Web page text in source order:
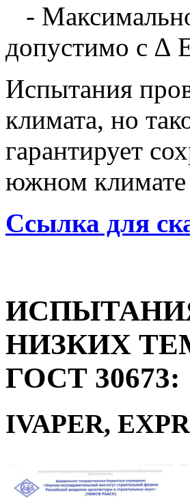
-
допустимо с ∆
Испытания
климата, но
гарантирует
южном климате
Ссылка для
НИЗКИХ
ГОСТ 30673:
IVAPER,